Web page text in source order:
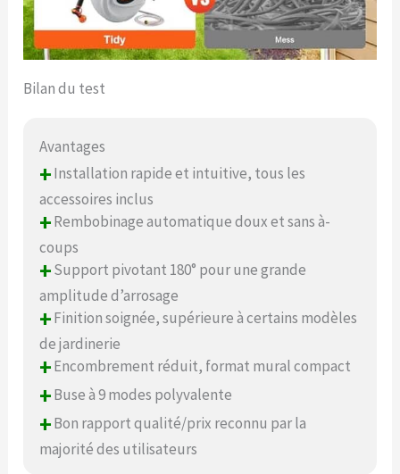
Bilan du test
Avantages
+Installation rapide et intuitive, tous les
accessoires inclus
+Rembobinage automatique doux et sans à-
coups
+Support pivotant 180° pour une grande
amplitude d’arrosage
+Finition soignée, supérieure à certains modèles
de jardinerie
+Encombrement réduit, format mural compact
+Buse à 9 modes polyvalente
+Bon rapport qualité/prix reconnu par la
majorité des utilisateurs